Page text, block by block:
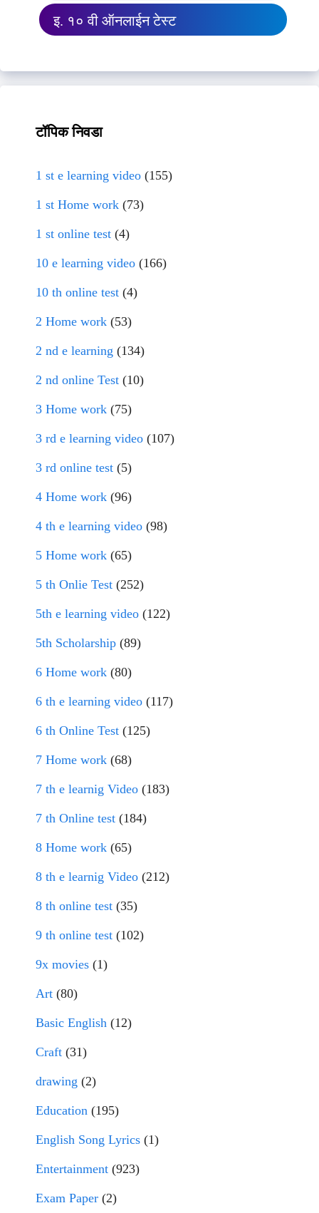
इ. १० वी ऑनलाईन टेस्ट
टॉपिक निवडा
1 st e learning video (155)
1 st Home work (73)
1 st online test (4)
10 e learning video (166)
10 th online test (4)
2 Home work (53)
2 nd e learning (134)
2 nd online Test (10)
3 Home work (75)
3 rd e learning video (107)
3 rd online test (5)
4 Home work (96)
4 th e learning video (98)
5 Home work (65)
5 th Onlie Test (252)
5th e learning video (122)
5th Scholarship (89)
6 Home work (80)
6 th e learning video (117)
6 th Online Test (125)
7 Home work (68)
7 th e learnig Video (183)
7 th Online test (184)
8 Home work (65)
8 th e learnig Video (212)
8 th online test (35)
9 th online test (102)
9x movies (1)
Art (80)
Basic English (12)
Craft (31)
drawing (2)
Education (195)
English Song Lyrics (1)
Entertainment (923)
Exam Paper (2)